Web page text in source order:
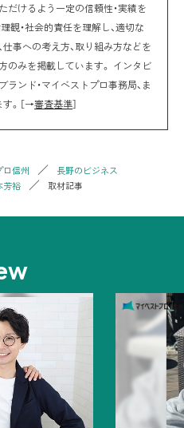
だけるよう一定の信頼性・実績を
観・社会的責任を理解し、適切な
事への考え方、取り組み方などを
のみを掲載しています。 インタビ
ランド・マイベストプロ事務局、ま
。［→審査基準］
ロ信州
長野のビジネス
芳裕 取材記事